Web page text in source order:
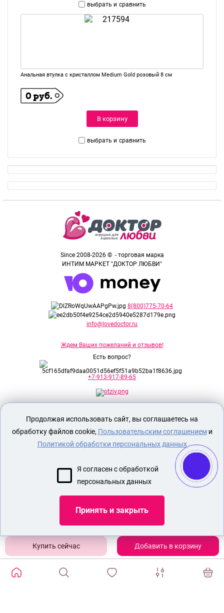
Добавить в корзину
выбрать и сравнить
Анальная втулка с кристаллом Medium Gold розовый 8 см
0 руб.
В корзину
выбрать и сравнить
Since 2008-2026 © - торговая марка
ИНТИМ МАРКЕТ "ДОКТОР ЛЮБВИ"
8(800)775-70-64
info@lovedoctor.ru
Ждем Ваших пожеланий и отзывов!
Есть вопрос?
+7-913-917-89-65
исключительно для лиц старше 18 лет!
Евразийского соответствия.
ОПЛАТА И ДОСТАВКА
СЕКС ИГРУШКИ
БДСМ
УДЛИНЯЮЩАЯ НАСАДКА НА ПЕНИС
Показать еще
Продолжая использовать сайт, вы соглашаетесь на
обработку файлов cookie, Пользовательским соглашениеми
Политикой обработки персональных данных
Я согласен с обработкой
персональных данных
Принять и закрыть